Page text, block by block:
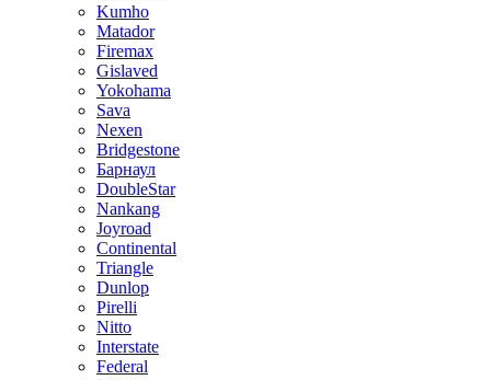
Kumho
Matador
Firemax
Gislaved
Yokohama
Sava
Nexen
Bridgestone
Барнаул
DoubleStar
Nankang
Joyroad
Continental
Triangle
Dunlop
Pirelli
Nitto
Interstate
Federal